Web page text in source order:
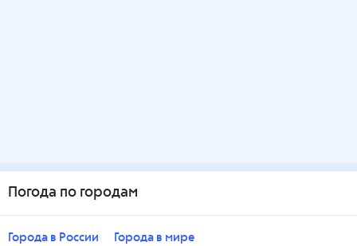
Погода по городам
Города в России Города в мире